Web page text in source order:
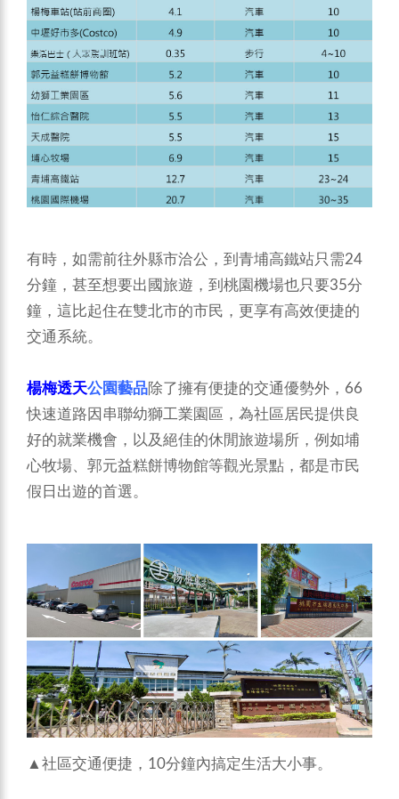
有時，如需前往外縣市洽公，到青埔高鐵站只需24
分鐘，甚至想要出國旅遊，到桃園機場也只要35分
鐘，這比起住在雙北市的市民，更享有高效便捷的
交通系統。
楊梅透天公園藝品除了擁有便捷的交通優勢外，66
快速道路因串聯幼獅工業園區，為社區居民提供良
好的就業機會，以及絕佳的休閒旅遊場所，例如埔
心牧場、郭元益糕餅博物館等觀光景點，都是市民
假日出遊的首選。
▲社區交通便捷，10分鐘內搞定生活大小事。